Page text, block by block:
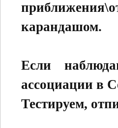
карандашом.
Если
ассоциации в
Тестируем,